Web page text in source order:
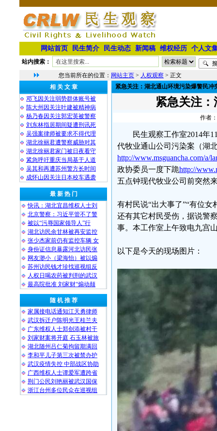
网站首页 民生简介 民生动态 新闻稿 维权经历 个人文
站内搜索：
您当前所在的位置： 网站主页 > 人权观察 > 正文
相 关 文 章
邓飞因关注弱势群体账号被
陈大州因关注叶建被精神病
杨乃春因关注郭宏英被警察
刘东林指居期间疑遭刑讯死
吴强案律师被要求不得代理
湖北徐丽君遭警察威胁对其
湖北徐丽君家门被日夜看守
紧急呼吁重庆当局基于人道
吴其和再遭苏州警方长时间
成怀山因关注日本校车遇袭
最 新 热 门
快讯：湖北宜昌维权人士刘
北京警察：习近平管不了警
被以“污辱国家领导人”行
湖北访民余甘林被再安监控
张少杰家前仍有监控车辆 女
身份证信息暴露河北访民张
网友渺小（梁海怡）被以煽
苏州访民钱才珍找巡视组反
人权日喝农药被判刑的武汉
最高院批准 刘家财“煽动颠
随 机 推 荐
家属接电话通知江天勇律师
武汉拆迁户陈明光王桂兰夫
广东维权人士郑创添被村干
刘家财案将开庭 石玉林被旅
湖北随州吕仁菊拘留期满回
李和平儿子第三次被禁办护
武汉疫情失控 中部战区协助
广西维权人士谭爱军遭跨省
荆门公民刘艳丽被武汉国保
浙江台州多位民众在巡视组
紧急关注：湖北通山环境污染爆警民冲
紧急关注
作者
民生观察工作室2014年
代牧业通山公司污染案（湖
http://www.msguancha.com/a/
政协委员一度下跪http://
五点钟现代牧业公司前突然
有村民说“出大事了”“有位
还有其它村民受伤，据说警
事。本工作室上午致电九宫
以下是今天的现场图片：